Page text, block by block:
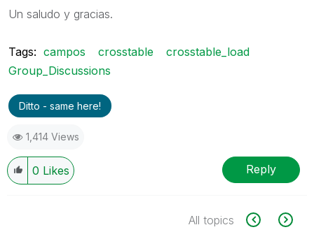
Un saludo y gracias.
Tags: campos crosstable
crosstable_load
Group_Discussions
Ditto - same here!
1,414 Views
0 Likes Reply
All topics